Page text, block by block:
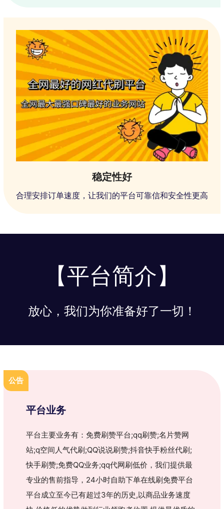
稳定性好
合理安排订单速度，让我们的平台可靠信和安全性更高
【平台简介】
放心，我们为你准备好了一切！
公告
平台业务
平台主要业务有：免费刷赞平台;qq刷赞;名片赞网
站;q空间人气代刷;QQ说说刷赞;抖音快手粉丝代刷;
快手刷赞;免费QQ业务;qq代网刷低价，我们提供最
专业的售前指导，24小时自助下单在线刷免费平台
平台成立至今已有超过3年的历史,以商品业务速度